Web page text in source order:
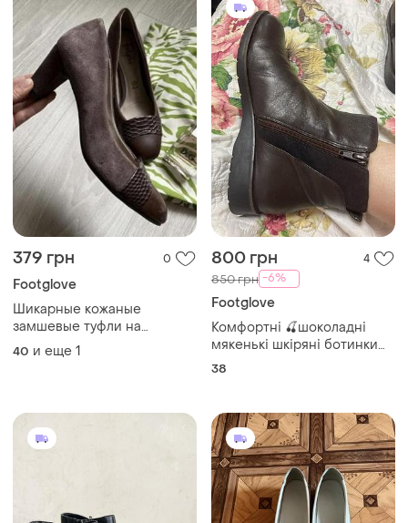
379 грн 0
Footglove
Шикарные кожаные
замшевые туфли на
среднем каблуке!!!
40 и еще 1
800 грн 4
850 грн -6%
Footglove
Комфортні 🍒шоколадні
мякенькі шкіряні ботинки
38 розмір/25 см footglove
38